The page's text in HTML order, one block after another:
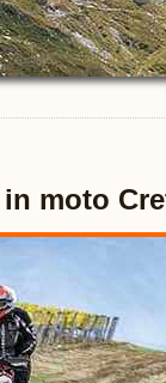
moto